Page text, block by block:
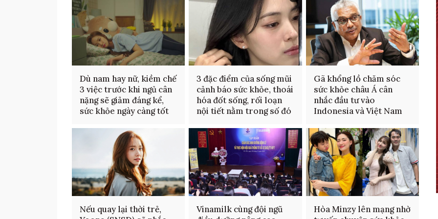
Dù nam hay nữ, kiềm chế
3 việc trước khi ngủ cân
nặng sẽ giảm đáng kể,
sức khỏe ngày càng tốt
3 đặc điểm của sống mũi
cảnh báo sức khỏe, thoái
hóa đốt sống, rối loạn
nội tiết nằm trong số đó
Gã khổng lồ chăm sóc
sức khỏe châu Á cân
nhắc đầu tư vào
Indonesia và Việt Nam
Nếu quay lại thời trẻ,
Vinamilk cùng đội ngũ
Hòa Minzy lên mạng nhờ